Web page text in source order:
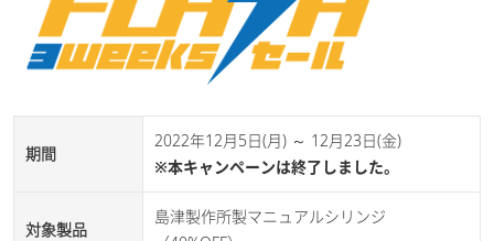
期間
2022年12月5日(月) ～ 12月23日(金)
※本キャンペーンは終了しました。
対象製品
島津製作所製マニュアルシリンジ